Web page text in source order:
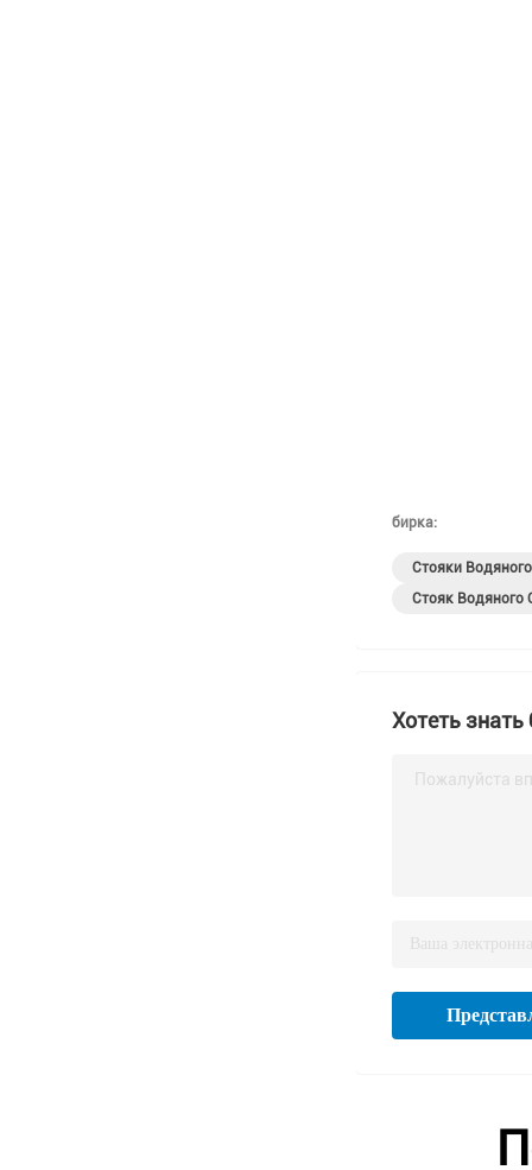
бирка:
Стояки
Стояк Водяного
Хотеть
Пожалуйста